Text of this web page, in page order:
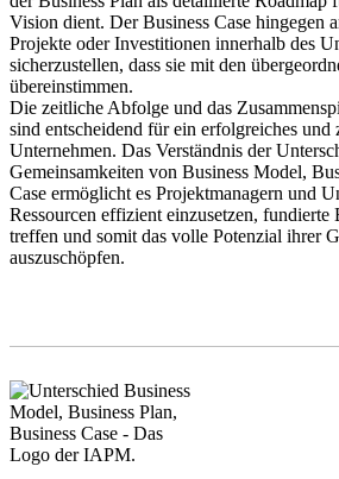
Vision dient. Der Business Case hingegen
Projekte oder Investitionen innerhalb des
sicherzustellen, dass sie mit den
übereinstimmen.
Die zeitliche Abfolge und das
sind entscheidend für ein erfolgreiches und
Unternehmen. Das Verständnis der
Gemeinsamkeiten von Business Model,
Case ermöglicht es Projektmanagern und
Ressourcen effizient einzusetzen, fundierte
treffen und somit das volle Potenzial ihrer
auszuschöpfen.